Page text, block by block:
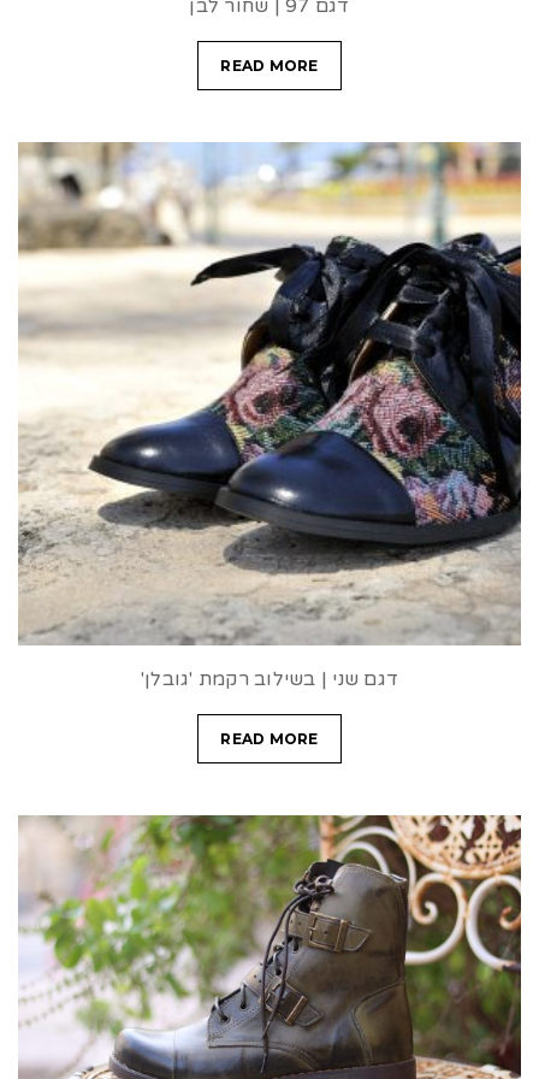
דגם 97 | שחור לבן
READ MORE
דגם שני | בשילוב רקמת 'גובלן'
READ MORE